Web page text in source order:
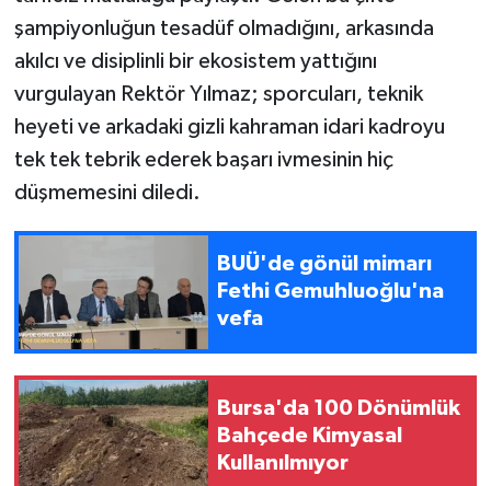
şampiyonluğun tesadüf olmadığını, arkasında
akılcı ve disiplinli bir ekosistem yattığını
vurgulayan Rektör Yılmaz; sporcuları, teknik
heyeti ve arkadaki gizli kahraman idari kadroyu
tek tek tebrik ederek başarı ivmesinin hiç
düşmemesini diledi.
BUÜ'de gönül mimarı
Fethi Gemuhluoğlu'na
vefa
Bursa'da 100 Dönümlük
Bahçede Kimyasal
Kullanılmıyor